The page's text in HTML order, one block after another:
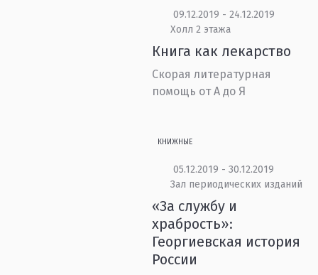
09.12.2019 - 24.12.2019
Холл 2 этажа
Книга как лекарство
Скорая литературная
помощь от А до Я
КНИЖНЫЕ
05.12.2019 - 30.12.2019
Зал периодических изданий
«За службу и
храбрость»:
Георгиевская история
России